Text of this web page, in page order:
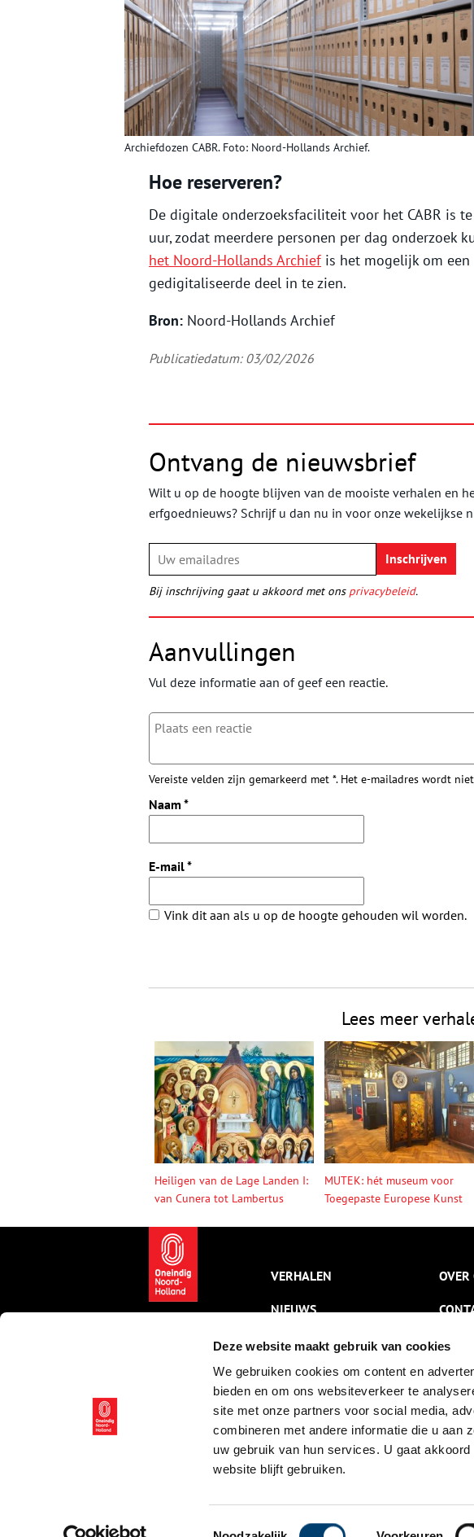
Deze website maakt gebruik van cookies
We gebruiken cookies om content en
bieden en om ons websiteverkeer te
site met onze partners voor social media,
combineren met andere informatie die u aan
uw gebruik van hun services. U gaat
website blijft gebruiken.
Toestemmingsselectie
Archiefdozen CABR. Foto: Noord-Hollands Archief.
Hoe reserveren?
De digitale onderzoeksfaciliteit voor het CABR is
uur, zodat meerdere personen per dag onderzoek
het Noord-Hollands Archiefis het mogelijk om een
gedigitaliseerde deel in te zien.
Bron: Noord-Hollands Archief
Publicatiedatum: 03/02/2026
Ontvang de nieuwsbrief
Wilt u op de hoogte blijven van de mooiste verhalen en
erfgoednieuws? Schrijf u dan nu in voor onze wekelijkse
Bij inschrijving gaat u akkoord met ons privacybeleid.
Aanvullingen
Vul deze informatie aan of geef een reactie.
Vereiste velden zijn gemarkeerd met *. Het e-mailadres wordt
Naam *
E-mail*
Vink dit aan als u op de hoogte gehouden wil worden.
Lees meer
Heiligen van de Lage Landen I:
van Cunera tot Lambertus
MUTEK: hét museum voor
Toegepaste Europese Kunst
VERHALEN
NIEUWS
KALENDER
THEMA’S
ACTIVITEITEN
VIDEO’S
OVER